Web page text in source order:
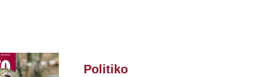
Politiko